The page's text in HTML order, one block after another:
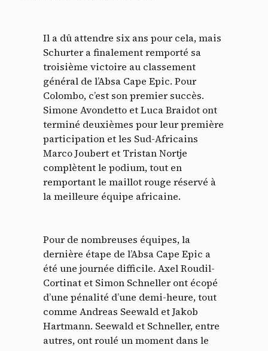
Il a dû attendre six ans pour cela, mais
Schurter a finalement remporté sa
troisième victoire au classement
général de l’Absa Cape Epic. Pour
Colombo, c’est son premier succès.
Simone Avondetto et Luca Braidot ont
terminé deuxièmes pour leur première
participation et les Sud-Africains
Marco Joubert et Tristan Nortje
complètent le podium, tout en
remportant le maillot rouge réservé à
la meilleure équipe africaine.
Pour de nombreuses équipes, la
dernière étape de l’Absa Cape Epic a
été une journée difficile. Axel Roudil-
Cortinat et Simon Schneller ont écopé
d’une pénalité d’une demi-heure, tout
comme Andreas Seewald et Jakob
Hartmann. Seewald et Schneller, entre
autres, ont roulé un moment dans le